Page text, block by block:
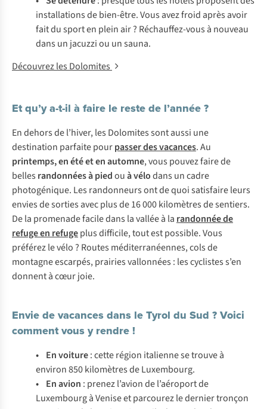
installations de bien-être. Vous avez froid après avoir
fait du sport en plein air ? Réchauffez-vous à nouveau
dans un jacuzzi ou un sauna.
Découvrez les Dolomites
Et qu’y a-t-il à faire le reste de l’année ?
En dehors de l’hiver, les Dolomites sont aussi une
destination parfaite pourpasser des vacances. Au
printemps, en étéet en automne, vous pouvez faire de
belles randonnées à piedouàvélodans un cadre
photogénique. Les randonneurs ont de quoi satisfaire leurs
envies de sorties avec plus de 16 000 kilomètres de sentiers.
De la promenade facile dans la vallée à la randonnée de
refuge en refugeplus difficile, tout est possible. Vous
préférez le vélo ? Routes méditerranéennes, cols de
montagne escarpés, prairies vallonnées : les cyclistes s’en
donnent à cœur joie.
Envie de vacances dans le Tyrol du Sud ? Voici
comment vous y rendre !
• En voiture: cette région italienne se trouve à
environ 850kilomètres de Luxembourg.
• En avion : prenez l’avion de l’aéroport de
Luxembourg à Venise et parcourez le dernier tronçon